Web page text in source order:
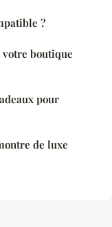
?
votre boutique
pour
de luxe